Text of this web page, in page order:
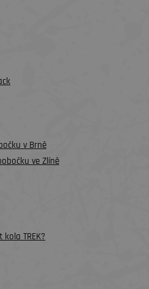
v Brně
ve Zlíně
TREK?